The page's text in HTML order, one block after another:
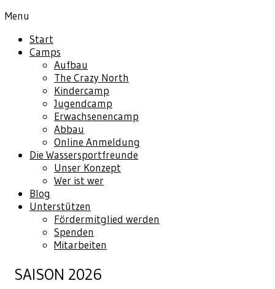
Menu
Start
Camps
Aufbau
The Crazy North
Kindercamp
Jugendcamp
Erwachsenencamp
Abbau
Online Anmeldung
Die Wassersportfreunde
Unser Konzept
Wer ist wer
Blog
Unterstützen
Fördermitglied werden
Spenden
Mitarbeiten
SAISON 2026